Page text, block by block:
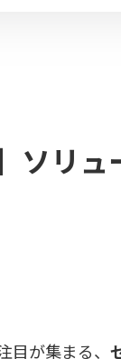
ソリ
が集まる、